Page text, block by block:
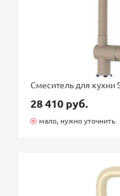
Смеситель для кухни
28 410 руб.
мало, нужно уточнить